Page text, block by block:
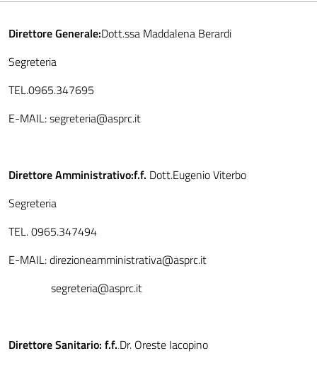
Direttore Generale:Dott.ssa Maddalena Berardi
Segreteria
TEL.0965.347695
E-MAIL: segreteria@asprc.it
Direttore Amministrativo:f.f. Dott.Eugenio Viterbo
Segreteria
TEL. 0965.347494
E-MAIL: direzioneamministrativa@asprc.it
segreteria@asprc.it
Direttore Sanitario: f.f..Dr. Oreste Iacopino